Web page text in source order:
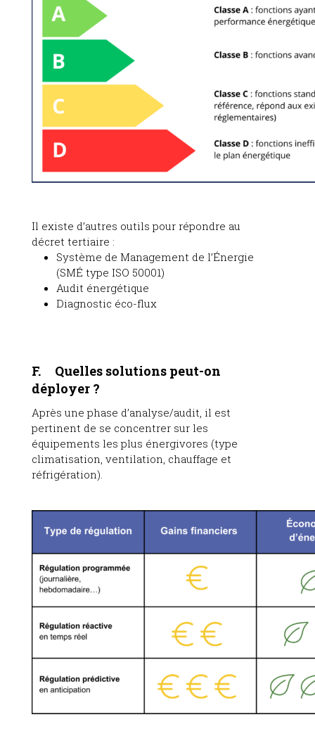
Il existe d’autres outils pour répondre au
décret tertiaire :
Système de Management de l’Énergie
(SMÉ type ISO 50001)
Audit énergétique
Diagnostic éco-flux
F. Quelles solutions peut-on
déployer ?
Après une phase d’analyse/audit, il est
pertinent de se concentrer sur les
équipements les plus énergivores (type
climatisation, ventilation, chauffage et
réfrigération).